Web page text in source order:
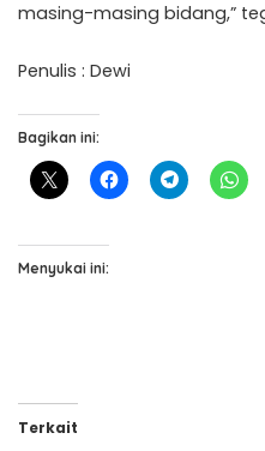
masing-masing bidang,”
Penulis : Dewi
Bagikan ini:
Menyukai ini:
Terkait